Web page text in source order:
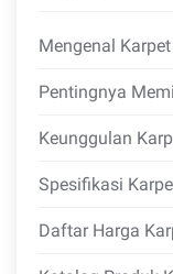
Mengenal
Pentingnya
Keunggulan
Spesifikasi
Daftar Harga